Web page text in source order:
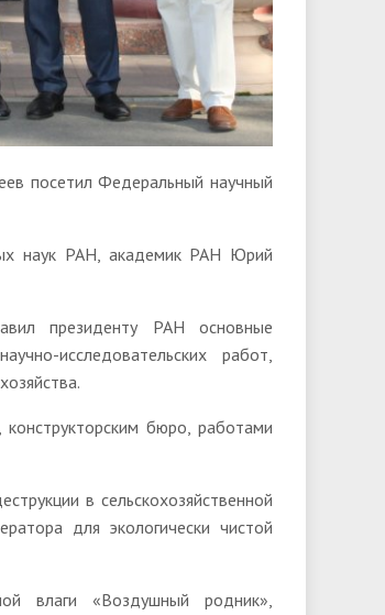
посетил Федеральный научный
наук РАН, академик РАН Юрий
президенту РАН основные
исследовательских работ,
бюро, работами
в сельскохозяйственной
для экологически чистой
влаги «Воздушный родник»,